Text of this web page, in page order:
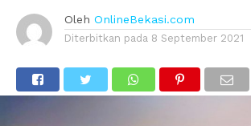
Oleh OnlineBekasi.com
Diterbitkan pada 8 September 2021